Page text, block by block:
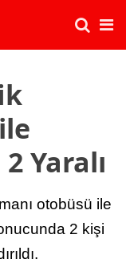
Yaralı
otobüsü ile
2 kişi